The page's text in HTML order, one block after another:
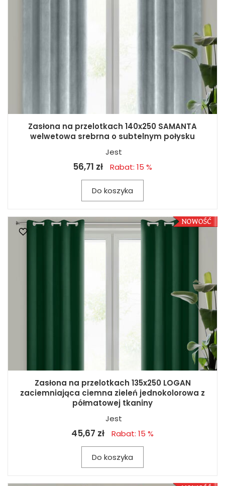
Zasłona na przelotkach 140x250 SAMANTA
welwetowa srebrna o subtelnym połysku
Jest
56,71 zł Rabat: 15 %
Do koszyka
Zasłona na przelotkach 135x250 LOGAN
zaciemniająca ciemna zieleń jednokolorowa z
półmatowej tkaniny
Jest
45,67 zł Rabat: 15 %
Do koszyka